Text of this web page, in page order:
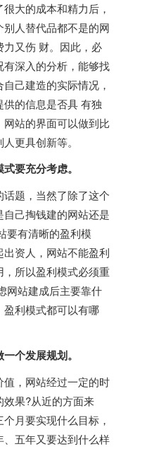
大的成本和精力后，
人替代品都不是的网
又伤 财。因此，必
深入的分析，能够找
己建造的实际情况，
的信息是否具 有独
站的界面可以做到比
更具创新等。
要充分考虑。
题，当然了除了这个
己掏钱建的网站还是
要有清晰的盈利模
资人，网站不能盈利
所以盈利模式必须重
网站建成后主要靠什
利模式都可以有哪
个发展规划。
，网站经过一定的时
果?从近的方面来
月要实现什么目标，
五年又要达到什么样